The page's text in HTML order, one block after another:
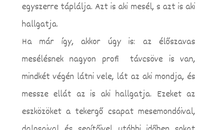
egyszerre táplálja. Azt is aki mesél, s azt is aki
hallgatja.
Ha már így, akkor úgy is: az élőszavas
mesélésnek nagyon profi távcsöve is van,
mindkét végén látni vele, lát az aki mondja, és
messze ellát az is aki hallgatja. Ezeket az
eszközöket a tekergő csapat mesemondóival,